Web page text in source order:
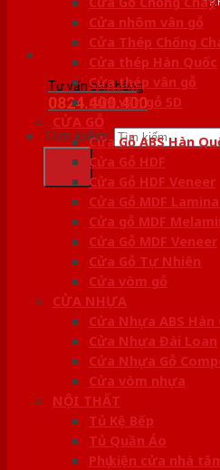
Tư vấn bán hàng
0824.400.400
Tìm kiếm:
Cửa nhôm vân gỗ
Cửa Thép Chống
Cửa thép Hàn Quốc
Cửa thép vân gỗ
Cửa vân gỗ 5D
CỬA GỖ
Cửa Gỗ ABS Hàn
Cửa Gỗ HDF
Cửa Gỗ HDF Veneer
Cửa Gỗ MDF
Cửa gỗ MDF
Cửa Gỗ MDF Veneer
Cửa Gỗ Tự Nhiên
Cửa vòm gỗ
CỬA NHỰA
Cửa Nhựa ABS Hàn
Cửa Nhựa Đài Loan
Cửa Nhựa Gỗ
Cửa vòm nhựa
NỘI THẤT
Tủ Kệ Bếp
Tủ Quần Áo
Phụ kiện cửa nhà